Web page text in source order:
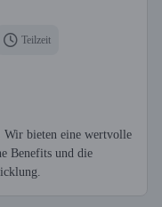
Teilzeit
bieten eine wertvolle
Benefits und die